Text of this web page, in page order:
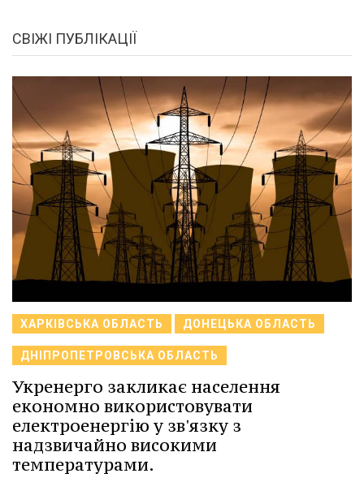
СВІЖІ ПУБЛІКАЦІЇ
ХАРКІВСЬКА ОБЛАСТЬ ДОНЕЦЬКА ОБЛАСТЬ
ДНІПРОПЕТРОВСЬКА ОБЛАСТЬ
Укренерго закликає населення
економно використовувати
електроенергію у зв'язку з
надзвичайно високими
температурами.